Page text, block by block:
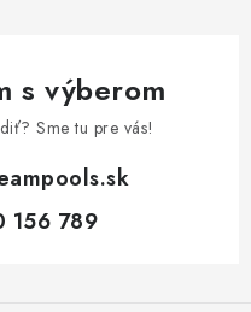
s výberom
Sme tu pre vás!
156 789